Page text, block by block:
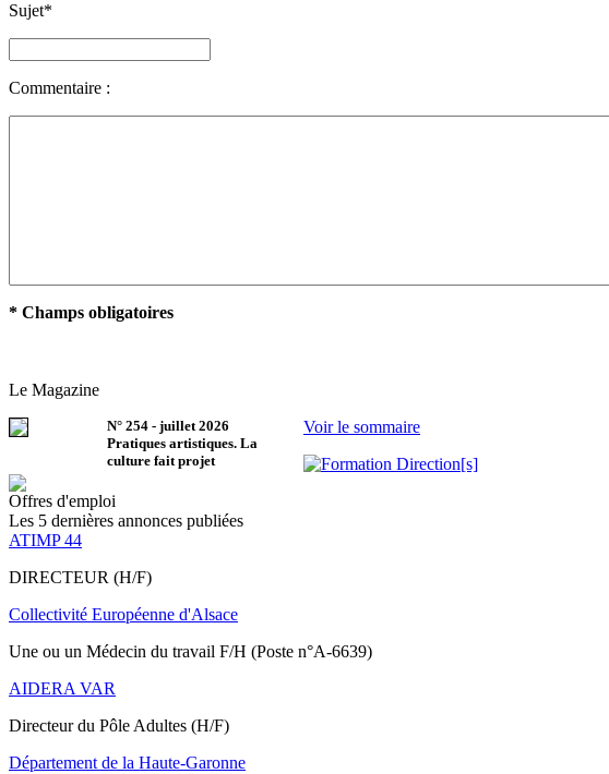
Sujet*
Commentaire :
* Champs obligatoires
Le Magazine
N° 254 - juillet 2026
Pratiques artistiques. La
culture fait projet
Voir le sommaire
Offres d'emploi
Les 5 dernières annonces publiées
ATIMP 44
DIRECTEUR (H/F)
Collectivité Européenne d'Alsace
Une ou un Médecin du travail F/H (Poste n°A-6639)
AIDERA VAR
Directeur du Pôle Adultes (H/F)
Département de la Haute-Garonne